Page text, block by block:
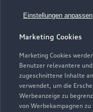
Einstellungen anpassen
Marketing Cookies
Marketing Cookies
Benutzer relevantere
zugeschnittene Inhalte
verwendet, um die
Werbeanzeige zu
von Werbekampagnen
Geschlossen